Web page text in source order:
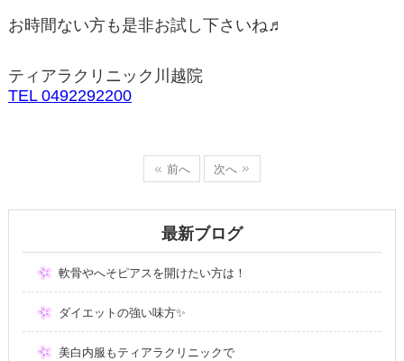
お時間ない方も是非お試し下さいね♬
ティアラクリニック川越院
TEL 0492292200
前へ 次へ
最新ブログ
軟骨やへそピアスを開けたい方は！
ダイエットの強い味方✨
美白内服もティアラクリニックで